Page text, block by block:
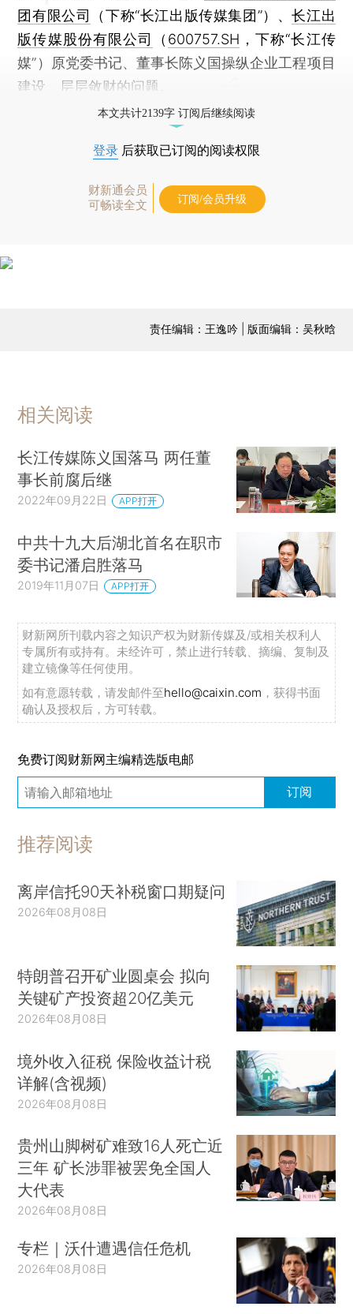
团有限公司
（下称“长江出版传媒集团”）、长江出
版传媒股份有限公司
（ 600757.SH ，下称“长江传
媒”）原党委书记、董事长陈义国操纵企业工程项目
建设、层层敛财的问题。
本文共计2139字 订阅后继续阅读
登录 后获取已订阅的阅读权限
财新通会员
可畅读全文
订阅/会员升级
责任编辑：王逸吟 | 版面编辑：吴秋晗
相关阅读
长江传媒陈义国落马 两任董
事长前腐后继
2022年09月22日 APP打开
中共十九大后湖北首名在职市
委书记潘启胜落马
2019年11月07日 APP打开
财新网所刊载内容之知识产权为财新传媒及/或相关权利人
专属所有或持有。未经许可，禁止进行转载、摘编、复制及
建立镜像等任何使用。
如有意愿转载，请发邮件至hello@caixin.com ，获得书面
确认及授权后，方可转载。
免费订阅财新网主编精选版电邮
订阅
推荐阅读
离岸信托90天补税窗口期疑问
2026年08月08日
特朗普召开矿业圆桌会 拟向
关键矿产投资超20亿美元
2026年08月08日
境外收入征税 保险收益计税
详解(含视频)
2026年08月08日
贵州山脚树矿难致16人死亡近
三年 矿长涉罪被罢免全国人
大代表
2026年08月08日
专栏｜沃什遭遇信任危机
2026年08月08日